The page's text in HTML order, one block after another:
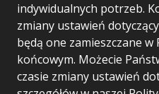
indywidualnych potrzeb.
zmiany ustawień
będą one zamieszczane
końcowym. Możecie
czasie zmiany ustawień
Polityka prywatności
RODO